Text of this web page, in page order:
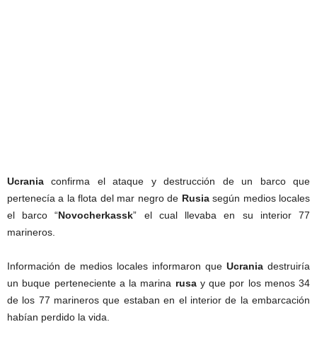
Ucrania confirma el ataque y destrucción de un barco que
pertenecía a la flota del mar negro de Rusiasegún medios locales
el barco “Novocherkassk” el cual llevaba en su interior 77
marineros.
Información de medios locales informaron que Ucrania destruiría
un buque perteneciente a la marina rusay que por los menos 34
de los 77 marineros que estaban en el interior de la embarcación
habían perdido la vida.